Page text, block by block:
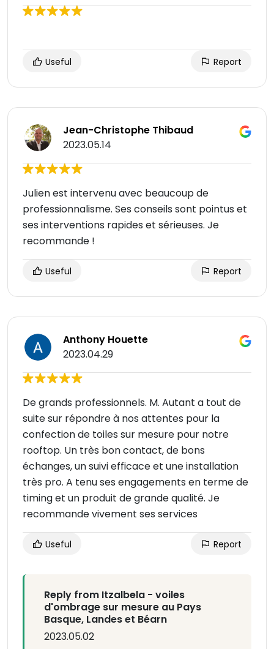
Useful Report
Jean-Christophe Thibaud
2023.05.14
Julien est intervenu avec beaucoup de
professionnalisme. Ses conseils sont pointus et
ses interventions rapides et sérieuses. Je
recommande !
Useful Report
Anthony Houette
2023.04.29
De grands professionnels. M. Autant a tout de
suite sur répondre à nos attentes pour la
confection de toiles sur mesure pour notre
rooftop. Un très bon contact, de bons
échanges, un suivi efficace et une installation
très pro. A tenu ses engagements en terme de
timing et un produit de grande qualité. Je
recommande vivement ses services
Useful Report
Reply from Itzalbela - voiles
d'ombrage sur mesure au Pays
Basque, Landes et Béarn
2023.05.02